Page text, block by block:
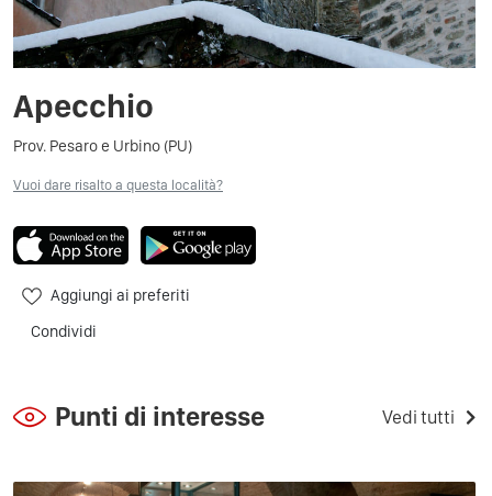
Apecchio
Prov. Pesaro e Urbino (PU)
Vuoi dare risalto a questa località?
Aggiungi ai preferiti
Condividi
Punti di interesse Vedi tutti